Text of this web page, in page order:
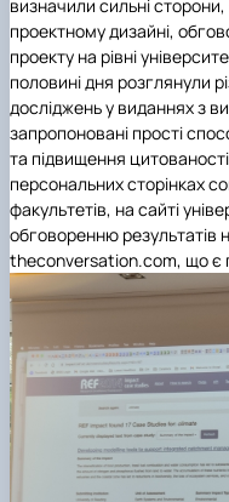
визначили сильні
проектному дизайні,
проекту на рівні
половині дня розглянули
досліджень у виданнях з
запропоновані прості
та підвищення
персональних сторінках
факультетів, на сайті
обговоренню результатів
theconversation.com, що є